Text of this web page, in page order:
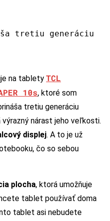
tretiu generáciu
na tablety TCL
10s, ktoré som
tretiu generáciu
výrazný nárast jeho veľkosti.
displej. A to je už
čo so sebou
plocha, ktorá umožňuje
tablet používať doma
tablet asi nebudete